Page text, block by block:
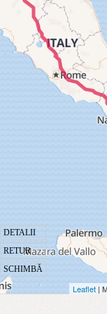
DETALII
RETUR
SCHIMBĂ